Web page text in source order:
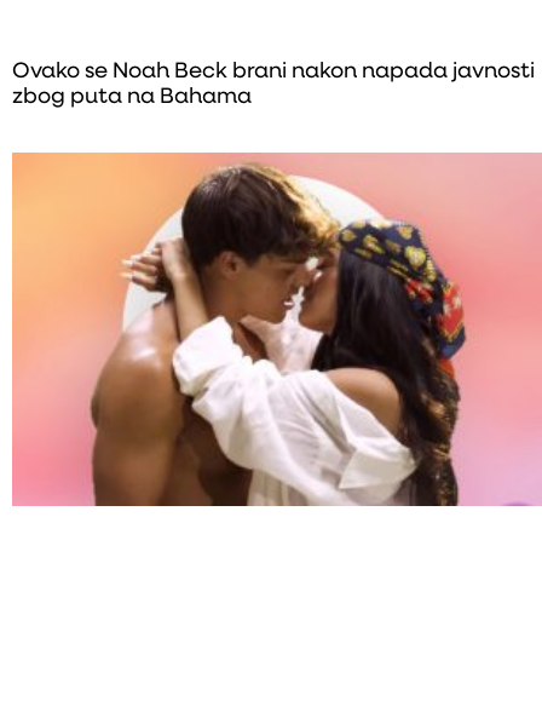
Ovako se Noah Beck brani nakon napada javnosti
zbog puta na Bahama